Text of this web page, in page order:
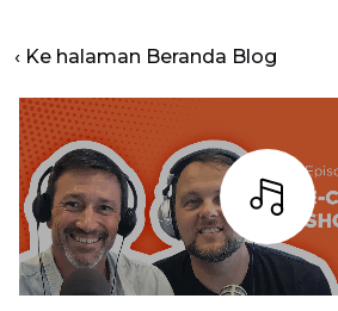
‹ Ke halaman Beranda Blog